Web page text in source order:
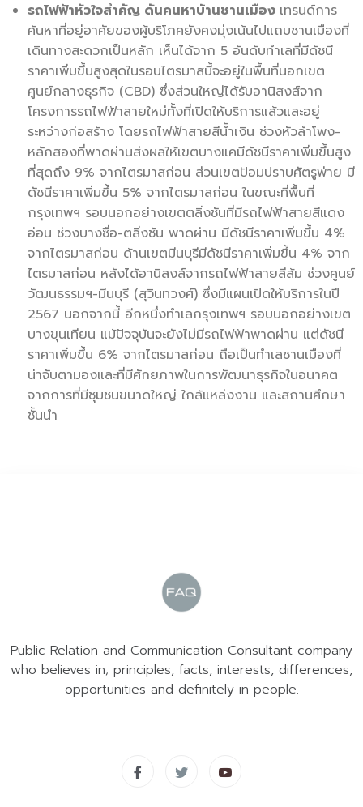
รถไฟฟ้าหัวใจสำคัญ ดันคนหาบ้านชานเมือง เทรนด์การ
ค้นหาที่อยู่อาศัยของผู้บริโภคยังคงมุ่งเน้นไปแถบชานเมืองที่
เดินทางสะดวกเป็นหลัก เห็นได้จาก 5 อันดับทำเลที่มีดัชนี
ราคาเพิ่มขึ้นสูงสุดในรอบไตรมาสนี้จะอยู่ในพื้นที่นอกเขต
ศูนย์กลางธุรกิจ (CBD) ซึ่งส่วนใหญ่ได้รับอานิสงส์จาก
โครงการรถไฟฟ้าสายใหม่ทั้งที่เปิดให้บริการแล้วและอยู่
ระหว่างก่อสร้าง โดยรถไฟฟ้าสายสีน้ำเงิน ช่วงหัวลำโพง-
หลักสองที่พาดผ่านส่งผลให้เขตบางแคมีดัชนีราคาเพิ่มขึ้นสูง
ที่สุดถึง 9% จากไตรมาสก่อน ส่วนเขตป้อมปราบศัตรูพ่าย มี
ดัชนีราคาเพิ่มขึ้น 5% จากไตรมาสก่อน ในขณะที่พื้นที่
กรุงเทพฯ รอบนอกอย่างเขตตลิ่งชันที่มีรถไฟฟ้าสายสีแดง
อ่อน ช่วงบางซื่อ-ตลิ่งชัน พาดผ่าน มีดัชนีราคาเพิ่มขึ้น 4%
จากไตรมาสก่อน ด้านเขตมีนบุรีมีดัชนีราคาเพิ่มขึ้น 4% จาก
ไตรมาสก่อน หลังได้อานิสงส์จากรถไฟฟ้าสายสีส้ม ช่วงศูนย์
วัฒนธรรมฯ-มีนบุรี (สุวินทวงศ์) ซึ่งมีแผนเปิดให้บริการในปี
2567 นอกจากนี้ อีกหนึ่งทำเลกรุงเทพฯ รอบนอกอย่างเขต
บางขุนเทียน แม้ปัจจุบันจะยังไม่มีรถไฟฟ้าพาดผ่าน แต่ดัชนี
ราคาเพิ่มขึ้น 6% จากไตรมาสก่อน ถือเป็นทำเลชานเมืองที่
น่าจับตามองและที่มีศักยภาพในการพัฒนาธุรกิจในอนาคต
จากการที่มีชุมชนขนาดใหญ่ ใกล้แหล่งงาน และสถานศึกษา
ชั้นนำ
Public Relation and Communication Consultant company
who believes in; principles, facts, interests, differences,
opportunities and definitely in people.